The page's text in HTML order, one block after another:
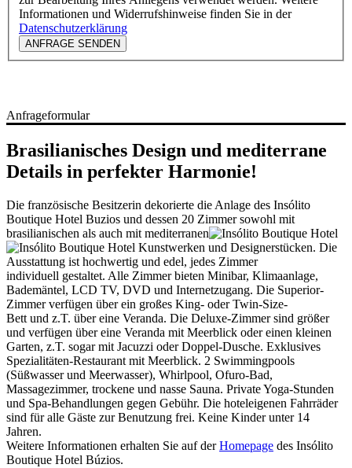
Informationen und Widerrufshinweise finden Sie in der
Datenschutzerklärung
ANFRAGE SENDEN
Anfrageformular
Brasilianisches Design und mediterrane
Details in perfekter Harmonie!
Die französische Besitzerin dekorierte die Anlage des Insólito
Boutique Hotel Buzios und dessen 20 Zimmer sowohl mit
brasilianischen als auch mit mediterranen
Kunstwerken und Designerstücken. Die
Ausstattung ist hochwertig und edel, jedes Zimmer
individuell gestaltet. Alle Zimmer bieten Minibar, Klimaanlage,
Bademäntel, LCD TV, DVD und Internetzugang. Die Superior-
Zimmer verfügen über ein großes King- oder Twin-Size-
Bett und z.T. über eine Veranda. Die Deluxe-Zimmer sind größer
und verfügen über eine Veranda mit Meerblick oder einen kleinen
Garten, z.T. sogar mit Jacuzzi oder Doppel-Dusche. Exklusives
Spezialitäten-Restaurant mit Meerblick. 2 Swimmingpools
(Süßwasser und Meerwasser), Whirlpool, Ofuro-Bad,
Massagezimmer, trockene und nasse Sauna. Private Yoga-Stunden
und Spa-Behandlungen gegen Gebühr. Die hoteleigenen Fahrräder
sind für alle Gäste zur Benutzung frei. Keine Kinder unter 14
Jahren.
Weitere Informationen erhalten Sie auf derHomepage des Insólito
Boutique Hotel Búzios.